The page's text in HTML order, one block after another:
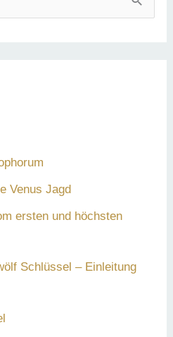
Venus Jagd
ersten und höchsten
Schlüssel – Einleitung